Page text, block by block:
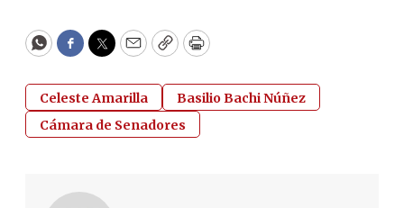
WhatsApp
Facebook
Twitter
EmailCopyPrint
Celeste Amarilla
Basilio Bachi Núñez
Cámara de Senadores